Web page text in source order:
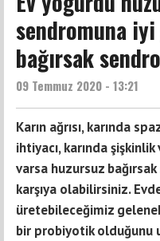
sendromuna
bağırsak
09 Temmuz 2020 - 13:21
Karın ağrısı, karında
ihtiyacı, karında
varsa huzursuz
karşıya olabilirsiniz.
üretebileceğimiz
bir probiyotik olduğunu